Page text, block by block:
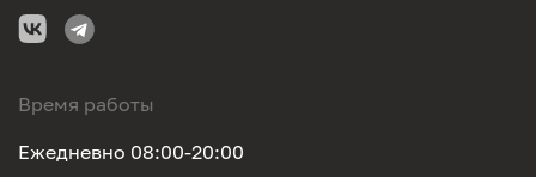
Время работы
Ежедневно 08:00-20:00